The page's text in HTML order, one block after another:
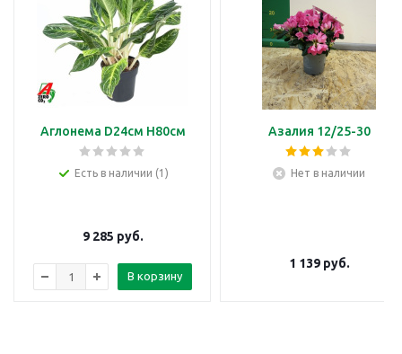
Аглонема D24см H80см
Есть в наличии (1)
9 285 руб.
В корзину
Азалия 12/25-30
Нет в наличии
1 139руб.